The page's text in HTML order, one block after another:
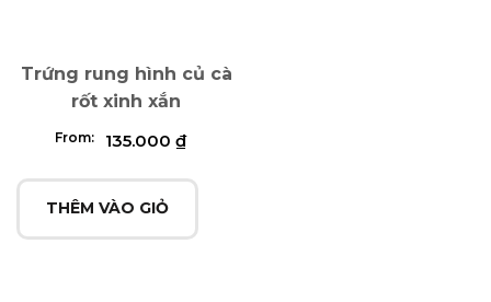
Trứng rung hình củ cà
rốt xinh xắn
From: 135.000₫
THÊM VÀO GIỎ